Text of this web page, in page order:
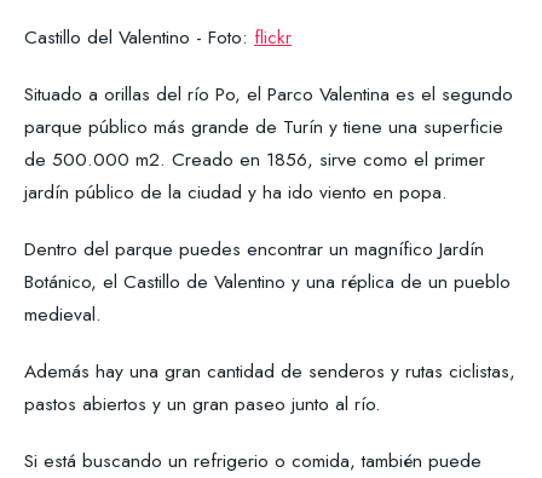
Castillo del Valentino - Foto: flickr
Situado a orillas del río Po, el Parco Valentina es el segundo
parque público más grande de Turín y tiene una superficie
de 500.000 m2. Creado en 1856, sirve como el primer
jardín público de la ciudad y ha ido viento en popa.
Dentro del parque puedes encontrar un magnífico Jardín
Botánico, el Castillo de Valentino y una réplica de un pueblo
medieval.
Además hay una gran cantidad de senderos y rutas ciclistas,
pastos abiertos y un gran paseo junto al río.
Si está buscando un refrigerio o comida, también puede